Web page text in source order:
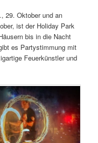
29. Oktober und an
ist der Holiday Park
bis in die Nacht
es Partystimmung mit
Feuerkünstler und